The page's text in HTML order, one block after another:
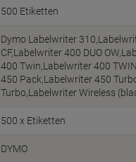
500 Etiketten
Dymo Labelwriter
CF,Labelwriter 400 DUO
400 Twin,Labelwriter 400
450 Pack,Labelwriter 450
Turbo,Labelwriter Wireless
500 x Etiketten
DYMO